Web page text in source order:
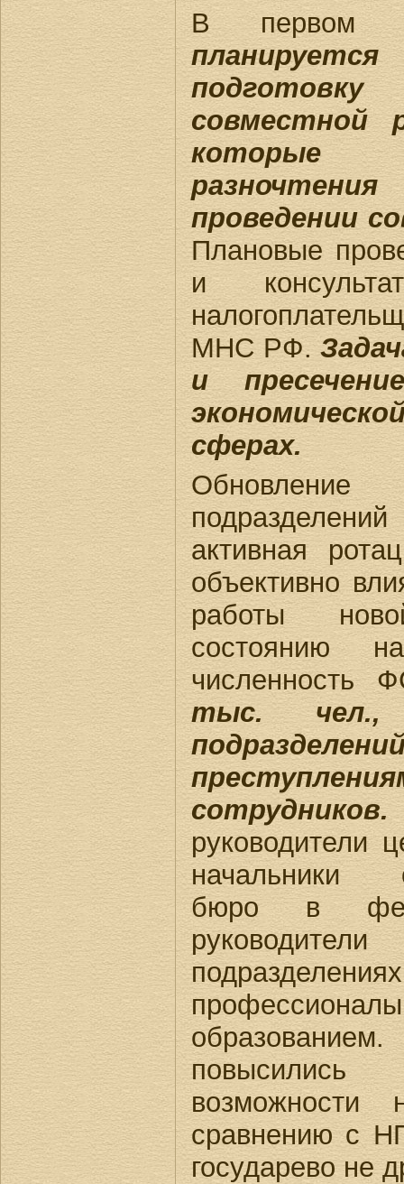
В первом
которые
проведении
Плановые
и
МНС РФ.
и
сферах.
активная
объективно
работы
состоянию
численность
тыс.
сотрудников.
руководители
начальники
бюро в
возможности
сравнению с
государево не